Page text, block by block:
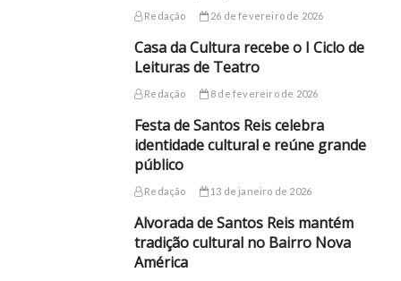
Redação 26 de fevereiro de 2026
Casa da Cultura recebe o I Ciclo de
Leituras de Teatro
Redação 8 de fevereiro de 2026
Festa de Santos Reis celebra
identidade cultural e reúne grande
público
Redação 13 de janeiro de 2026
Alvorada de Santos Reis mantém
tradição cultural no Bairro Nova
América